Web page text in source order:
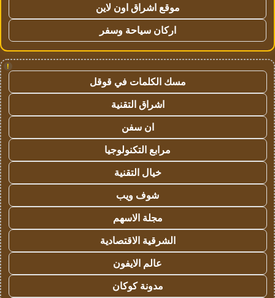
موقع اشراق اون لاين
اركان سياحة وسفر
!
مسك الكلمات في قوقل
اشراق التقنية
ان سفن
مرابع التكنولوجيا
خيال التقنية
شوف ويب
مجلة الاسهم
الشرقية الاقتصادية
عالم الايفون
مدونة كوكان